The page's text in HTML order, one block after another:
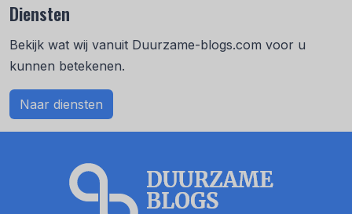
Diensten
Bekijk wat wij vanuit Duurzame-blogs.com voor u
kunnen betekenen.
Naar diensten